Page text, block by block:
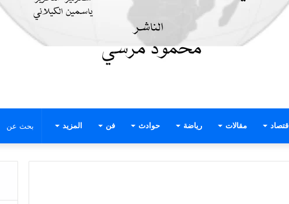
اقتصاد مقالات رياضة حوادث فن المزيد